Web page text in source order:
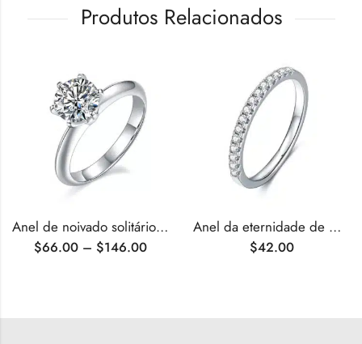
Produtos Relacionados
Anel de noivado solitário clássico de moissanita com 6 pontas
$66.00 – $146.00
Anel da eternidade de moissanita com corte redondo
$42.00